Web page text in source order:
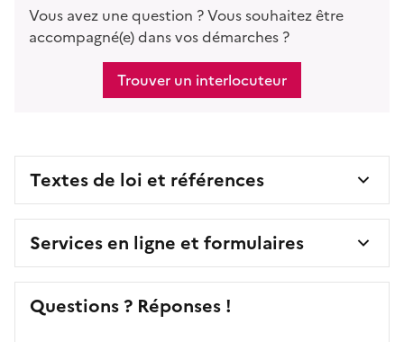
Vous avez une question ? Vous souhaitez être
accompagné(e) dans vos démarches ?
Trouver un interlocuteur
Textes de loi et références
Services en ligne et formulaires
Questions ? Réponses !